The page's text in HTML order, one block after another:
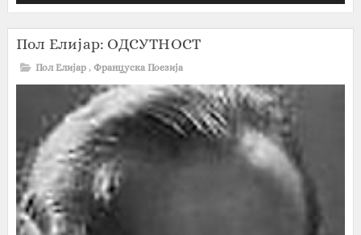
Пол Елијар: ОДСУТНОСТ
Пол Елијар , Француска Поезија